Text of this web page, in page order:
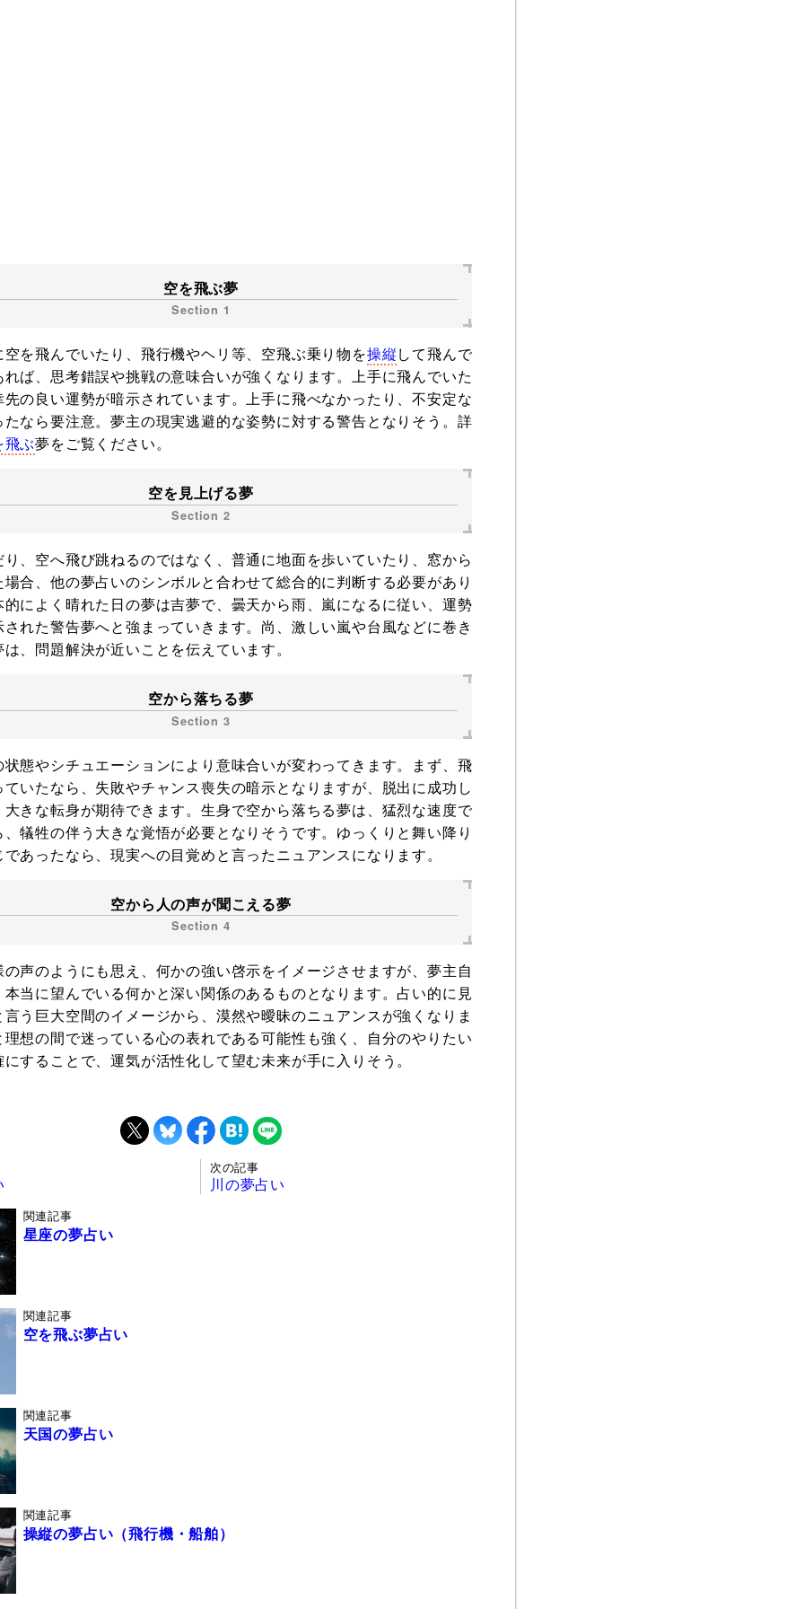
空を飛ぶ夢
を飛んでいたり、飛行機やヘリ等、空飛ぶ乗り物を操縦して飛んで
ば、思考錯誤や挑戦の意味合いが強くなります。上手に飛んでいた
の良い運勢が暗示されています。上手に飛べなかったり、不安定な
なら要注意。夢主の現実逃避的な姿勢に対する警告となりそう。詳
飛ぶ夢をご覧ください。
空を見上げる夢
、空へ飛び跳ねるのではなく、普通に地面を歩いていたり、窓から
合、他の夢占いのシンボルと合わせて総合的に判断する必要があり
によく晴れた日の夢は吉夢で、曇天から雨、嵐になるに従い、運勢
れた警告夢へと強まっていきます。尚、激しい嵐や台風などに巻き
、問題解決が近いことを伝えています。
空から落ちる夢
態やシチュエーションにより意味合いが変わってきます。まず、飛
いたなら、失敗やチャンス喪失の暗示となりますが、脱出に成功し
きな転身が期待できます。生身で空から落ちる夢は、猛烈な速度で
犠牲の伴う大きな覚悟が必要となりそうです。ゆっくりと舞い降り
あったなら、現実への目覚めと言ったニュアンスになります。
空から人の声が聞こえる夢
声のようにも思え、何かの強い啓示をイメージさせますが、夢主自
当に望んでいる何かと深い関係のあるものとなります。占い的に見
う巨大空間のイメージから、漠然や曖昧のニュアンスが強くなりま
想の間で迷っている心の表れである可能性も強く、自分のやりたい
することで、運気が活性化して望む未来が手に入りそう。
次の記事
川の夢占い
関連記事
星座の夢占い
関連記事
空を飛ぶ夢占い
関連記事
天国の夢占い
関連記事
操縦の夢占い（飛行機・船舶）